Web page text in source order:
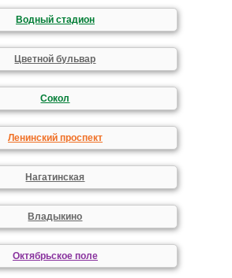
Водный стадион
Цветной бульвар
Сокол
Ленинский проспект
Нагатинская
Владыкино
Октябрьское поле